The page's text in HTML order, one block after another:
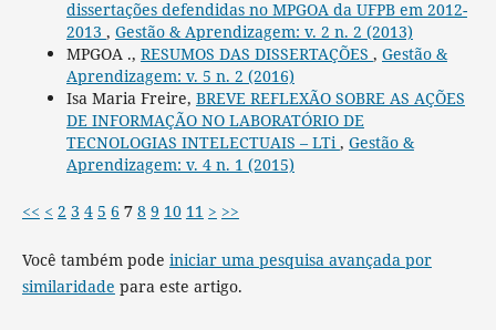
dissertações defendidas no MPGOA da UFPB em 2012-
2013 , Gestão & Aprendizagem: v. 2 n. 2 (2013)
MPGOA ., RESUMOS DAS DISSERTAÇÕES , Gestão &
Aprendizagem: v. 5 n. 2 (2016)
Isa Maria Freire, BREVE REFLEXÃO SOBRE AS AÇÕES
DE INFORMAÇÃO NO LABORATÓRIO DE
TECNOLOGIAS INTELECTUAIS – LTi, Gestão &
Aprendizagem: v. 4 n. 1 (2015)
<< < 2 3 4 5 6 7 8 9 10 11 > >>
Você também pode iniciar uma pesquisa avançada por
similaridade para este artigo.